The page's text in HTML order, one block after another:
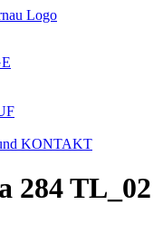
KONTAKT
284 TL_02